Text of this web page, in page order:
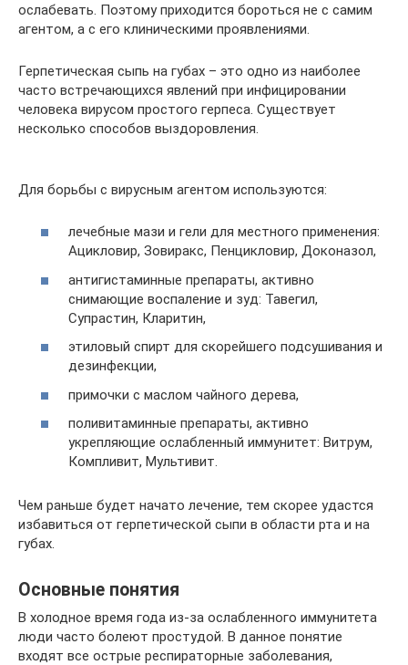
ослабевать. Поэтому приходится бороться не с самим
агентом, а с его клиническими проявлениями.
Герпетическая сыпь на губах – это одно из наиболее
часто встречающихся явлений при инфицировании
человека вирусом простого герпеса. Существует
несколько способов выздоровления.
Для борьбы с вирусным агентом используются:
лечебные мази и гели для местного применения:
Ацикловир, Зовиракс, Пенцикловир, Доконазол,
антигистаминные препараты, активно
снимающие воспаление и зуд: Тавегил,
Супрастин, Кларитин,
этиловый спирт для скорейшего подсушивания и
дезинфекции,
примочки с маслом чайного дерева,
поливитаминные препараты, активно
укрепляющие ослабленный иммунитет: Витрум,
Компливит, Мультивит.
Чем раньше будет начато лечение, тем скорее удастся
избавиться от герпетической сыпи в области рта и на
губах.
Основные понятия
В холодное время года из-за ослабленного иммунитета
люди часто болеют простудой. В данное понятие
входят все острые респираторные заболевания,